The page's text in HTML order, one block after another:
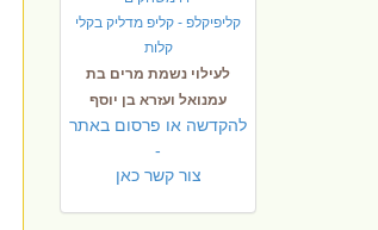
קליפיקלפ - קליפ מדליק בקלי
קלות
לעילוי נשמת מרים בת
עמנואל ועזרא בן יוסף
להקדשה או פרסום באתר
-
צור קשר כאן